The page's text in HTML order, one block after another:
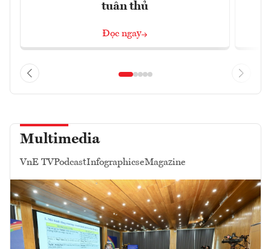
tuân thủ
Đọc ngay
Multimedia
VnE TVPodcastInfographicseMagazine